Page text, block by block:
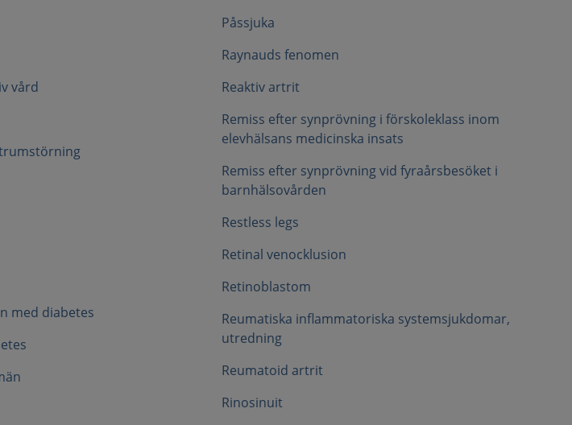
vård
med diabetes
Påssjuka
Raynauds fenomen
Reaktiv artrit
Remiss efter synprövning i förskoleklass inom
elevhälsans medicinska insats
Remiss efter synprövning vid fyraårsbesöket i
barnhälsovården
Restless legs
Retinal venocklusion
Retinoblastom
Reumatiska inflammatoriska systemsjukdomar,
utredning
Reumatoid artrit
Rinosinuit